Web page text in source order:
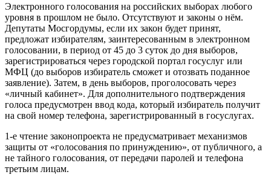
Электронного голосования на российских выборах любого
уровня в прошлом не было. Отсутствуют и законы о нём.
Депутаты Мосгордумы, если их закон будет принят,
предложат избирателям, заинтересованным в электронном
голосовании, в период от 45 до 3 суток до дня выборов,
зарегистрироваться через городской портал госуслуг или
МФЦ (до выборов избиратель сможет и отозвать поданное
заявление). Затем, в день выборов, проголосовать через
«личный кабинет». Для дополнительного подтверждения
голоса предусмотрен ввод кода, который избиратель получит
на свой номер телефона, зарегистрированный в госуслугах.
1-е чтение законопроекта не предусматривает механизмов
защиты от «голосования по принуждению», от публичного, а
не тайного голосования, от передачи паролей и телефона
третьим лицам.